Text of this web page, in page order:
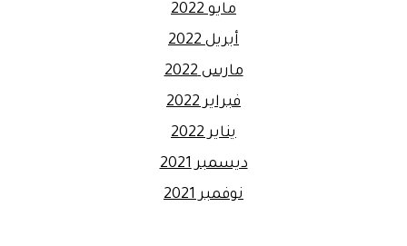
مايو 2022
أبريل 2022
مارس 2022
فبراير 2022
يناير 2022
ديسمبر 2021
نوفمبر 2021